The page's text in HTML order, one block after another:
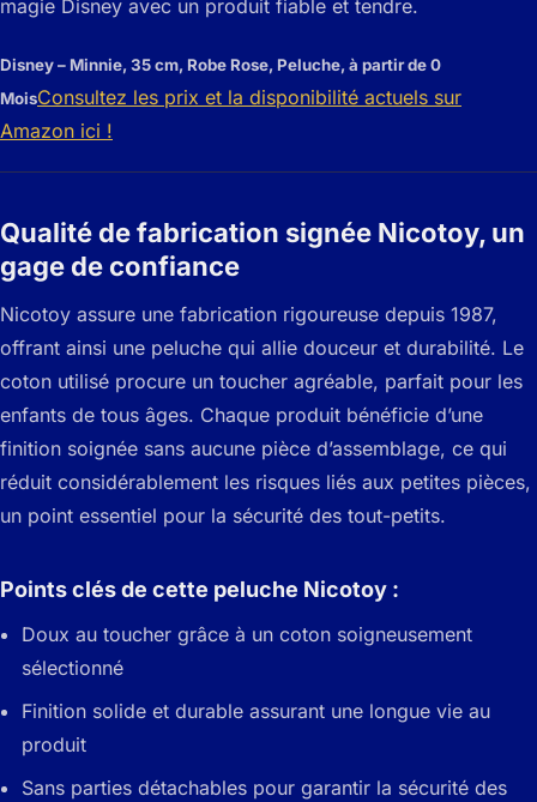
magie Disney avec un produit fiable et tendre.
Disney – Minnie, 35 cm, Robe Rose, Peluche, à partir de 0
MoisConsultez les prix et la disponibilité actuels sur
Amazon ici !
Qualité de fabrication signée Nicotoy, un
gage de confiance
Nicotoy assure une fabrication rigoureuse depuis 1987,
offrant ainsi une peluche qui allie douceur et durabilité. Le
coton utilisé procure un toucher agréable, parfait pour les
enfants de tous âges. Chaque produit bénéficie d’une
finition soignée sans aucune pièce d’assemblage, ce qui
réduit considérablement les risques liés aux petites pièces,
un point essentiel pour la sécurité des tout-petits.
Points clés de cette peluche Nicotoy :
Doux au toucher grâce à un coton soigneusement
sélectionné
Finition solide et durable assurant une longue vie au
produit
Sans parties détachables pour garantir la sécurité des